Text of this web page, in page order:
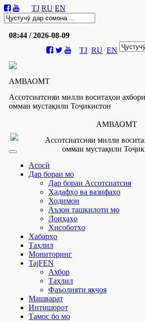
TJ RU EN
08:44 / 2026-08-09
TJ RU EN
АМВАОМТ
Ассотсиатсияи милли воситаҳои ахбори
оммаи мустақили Тоҷикистон
АМВАОМТ
Ассотсиатсияи милли
оммаи мустақили
Асосӣ
Дар бораи мо
Дар бораи Ассотсиатсия
Ҳадафҳо ва вазифаҳо
Ходимон
Аъзои ташкилоти мо
Лоиҳаҳо
Ҳисоботҳо
Хабарҳо
Таҳлил
Мониторинг
TajFEN
Ахбор
Таҳлил
Фаъолияти якҷоя
Машварат
Интишорот
Тамос бо мо